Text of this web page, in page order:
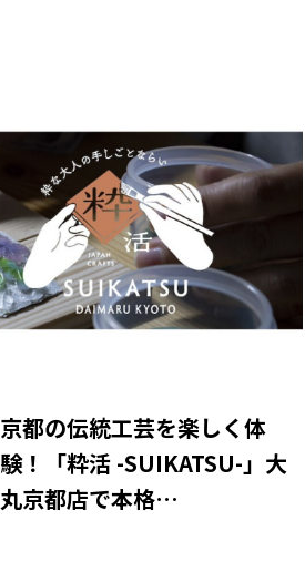
京都の伝統工芸を楽しく体
験！「粋活 -SUIKATSU-」大
丸京都店で本格…